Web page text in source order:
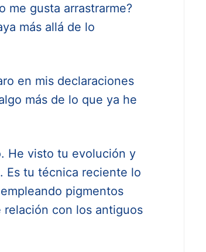
me gusta arrastrarme?
más allá de lo
en mis declaraciones
más de lo que ya he
He visto tu evolución y
Es tu técnica reciente lo
pigmentos
con los antiguos